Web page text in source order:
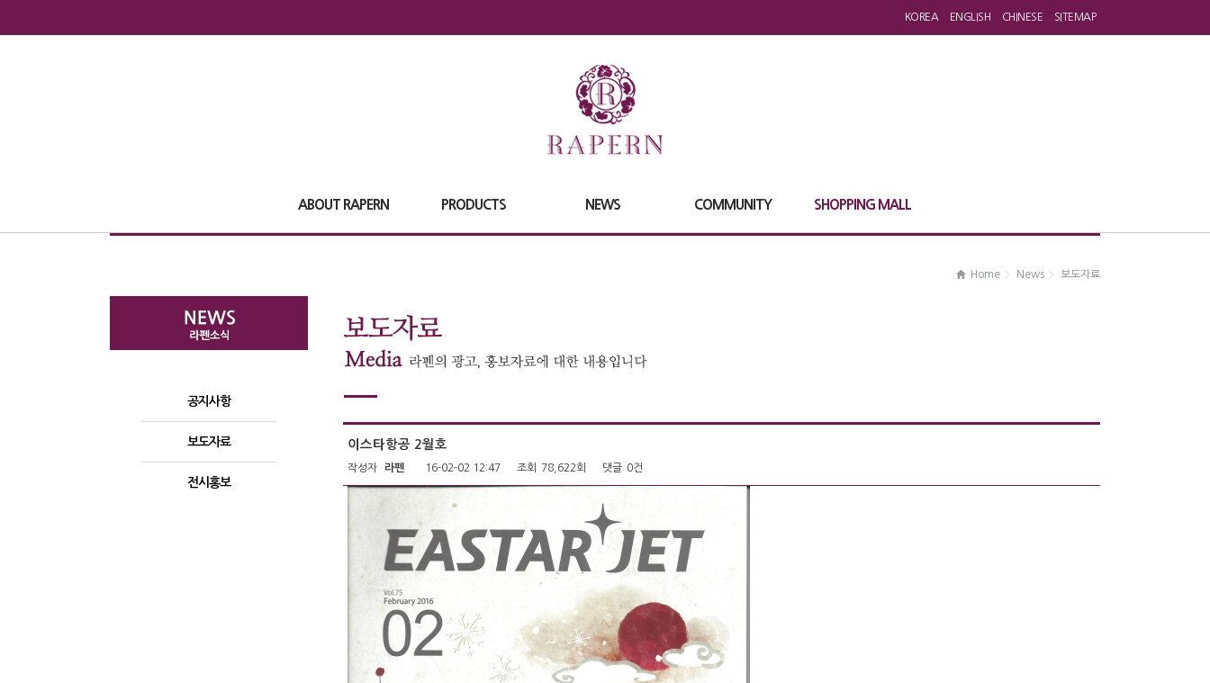
KOREA ENGLISH CHINESE SITEMAP
ABOUT RAPERN PRODUCTS NEWS COMMUNITY SHOPPING MALL
Home News 보도자료
공지사항
보도자료
전시홍보
이스타항공 2월호
작성자 라펜 16-02-02 12:47 조회 78,622회 댓글 0건